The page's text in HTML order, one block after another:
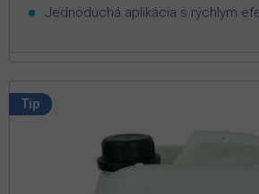
Jednoduchá aplikácia s rýchlym
Tip